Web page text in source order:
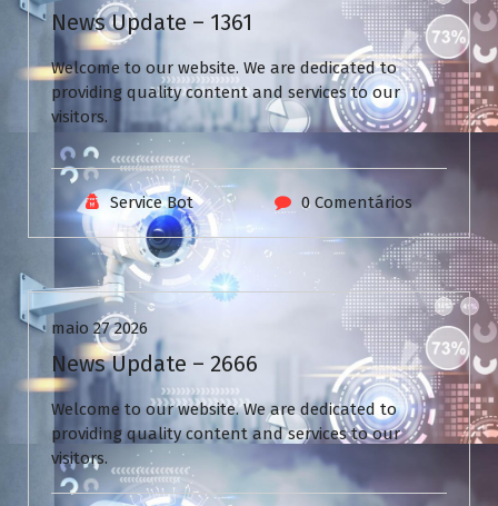
News Update – 1361
Welcome to our website. We are dedicated to
providing quality content and services to our
visitors.
Service Bot 0 Comentários
Uncategorized
maio 27 2026
News Update – 2666
Welcome to our website. We are dedicated to
providing quality content and services to our
visitors.
V